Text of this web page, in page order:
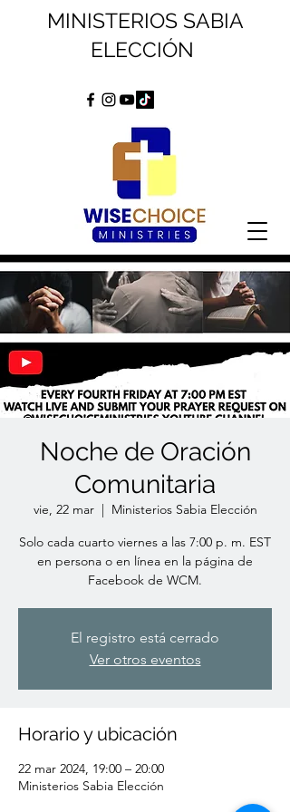
MINISTERIOS SABIA
ELECCIÓN
Noche de Oración
Comunitaria
vie, 22 mar
  |
Ministerios Sabia Elección
Solo cada cuarto viernes a las 7:00 p. m. EST
en persona o en línea en la página de
Facebook de WCM.
El registro está cerrado
Ver otros eventos
Horario y ubicación
22 mar 2024, 19:00 – 20:00
Ministerios Sabia Elección